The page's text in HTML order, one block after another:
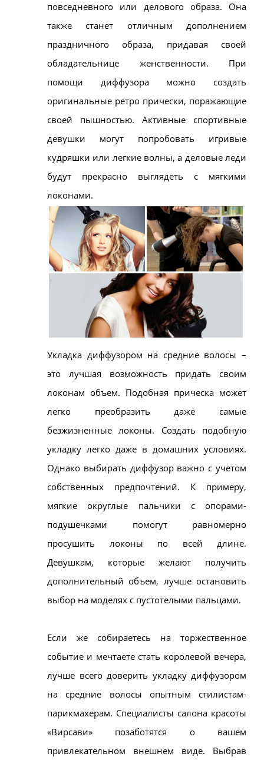
повседневного или делового образа. Она
также станет отличным дополнением
праздничного образа, придавая своей
обладательнице женственности. При
помощи диффузора можно создать
оригинальные ретро прически, поражающие
своей пышностью. Активные спортивные
девушки могут попробовать игривые
кудряшки или легкие волны, а деловые леди
будут прекрасно выглядеть с мягкими
локонами.
Укладка диффузором на средние волосы –
это лучшая возможность придать своим
локонам объем. Подобная прическа может
легко преобразить даже самые
безжизненные локоны. Создать подобную
укладку легко даже в домашних условиях.
Однако выбирать диффузор важно с учетом
собственных предпочтений. К примеру,
мягкие округлые пальчики с опорами-
подушечками помогут равномерно
просушить локоны по всей длине.
Девушкам, которые желают получить
дополнительный объем, лучше остановить
выбор на моделях с пустотелыми пальцами.
Если же собираетесь на торжественное
событие и мечтаете стать королевой вечера,
лучше всего доверить укладку диффузором
на средние волосы опытным стилистам-
парикмахерам. Специалисты салона красоты
«Вирсави» позаботятся о вашем
привлекательном внешнем виде. Выбрав